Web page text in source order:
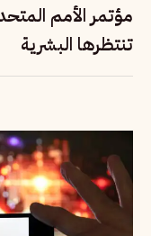
تنتظرها البشرية